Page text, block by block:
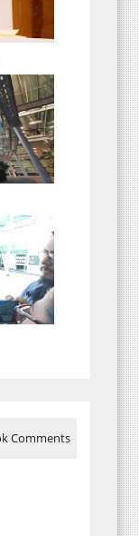
Comments